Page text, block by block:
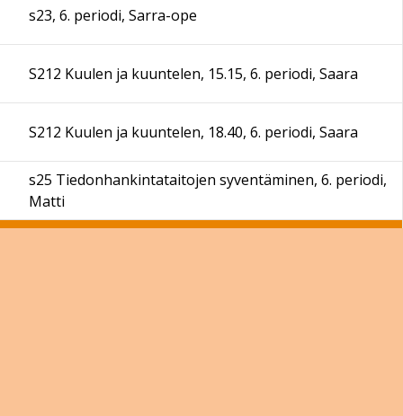
s23, 6. periodi, Sarra-ope
S212 Kuulen ja kuuntelen, 15.15, 6. periodi, Saara
S212 Kuulen ja kuuntelen, 18.40, 6. periodi, Saara
s25 Tiedonhankintataitojen syventäminen, 6. periodi,
Matti